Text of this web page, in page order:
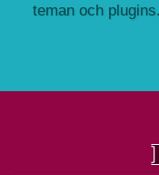
teman och plugins.